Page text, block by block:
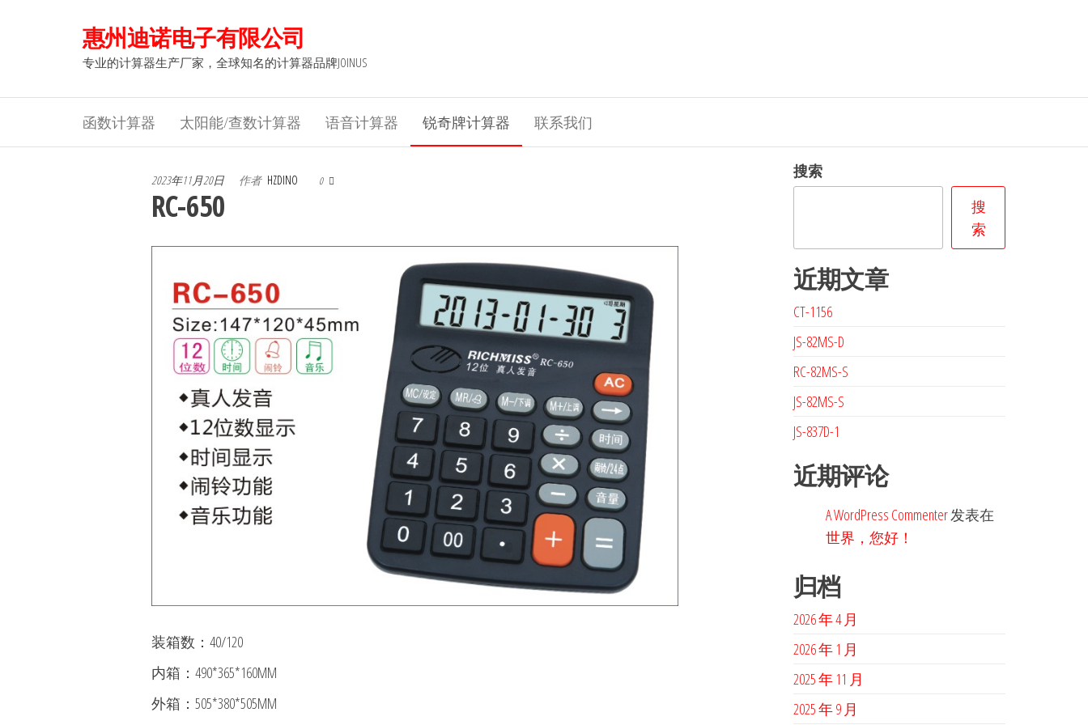
惠州迪诺电子有限公司
专业的计算器生产厂家，全球知名的计算器品牌JOINUS
函数计算器 太阳能/查数计算器 语音计算器 锐奇牌计算器 联系我们
2023年11月20日 作者 HZDINO 0
RC-650
装箱数：40/120
内箱：490*365*160MM
外箱：505*380*505MM
搜索
搜
索
近期文章
CT-1156
JS-82MS-D
RC-82MS-S
JS-82MS-S
JS-837D-1
近期评论
A WordPress Commenter发表在
世界，您好！
归档
2026 年 4 月
2026 年 1 月
2025 年 11 月
2025 年 9 月